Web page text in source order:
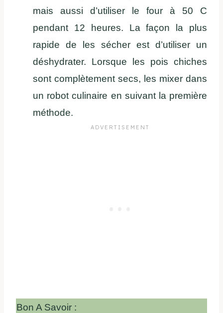
mais aussi d’utiliser le four à 50 C
pendant 12 heures. La façon la plus
rapide de les sécher est d’utiliser un
déshydrater. Lorsque les pois chiches
sont complètement secs, les mixer dans
un robot culinaire en suivant la première
méthode.
Bon A Savoir :